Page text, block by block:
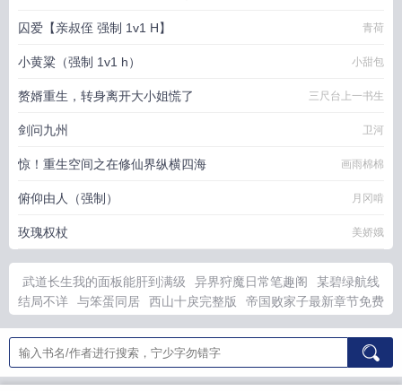
囚爱【亲叔侄 强制 1v1 H】 青荷
小黄粱（强制 1v1 h） 小甜包
赘婿重生，转身离开大小姐慌了 三尺台上一书生
剑问九州 卫河
惊！重生空间之在修仙界纵横四海 画雨棉棉
俯仰由人（强制） 月冈啃
玫瑰权杖 美娇娥
武道长生我的面板能肝到满级 异界狩魔日常笔趣阁
某碧绿航线
结局不详
与笨蛋同居 西山十戾完整版
帝国败家子最新章节免费
文艺家有哪些人
哪些人容易得斯德哥尔摩综合征
我的化身正在
成为世界boss免费阅读小
帝国废少
她明明是祥瑞短剧全集播放
恶毒大师兄自救全文
重生之虐渣女王漫画免费阅读 斯德哥尔摩